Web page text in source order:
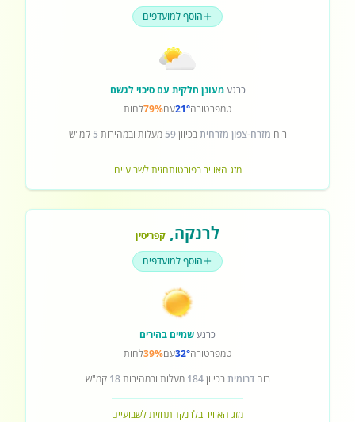
הוסף למועדפים
כרגעמעונן חלקית עם סיכוי לגשם
טמפרטורה21°עם79%לחות
רוח מזרח-צפון מזרחיתבכיוון59 מעלות ובמהירות 5 קמ"ש
מזג האוויר בפורטותחזית לשבועיים
לרנקה, קפריסין
הוסף למועדפים
כרגעשמיים בהירים
טמפרטורה32°עם39%לחות
רוחדרומיתבכיוון184 מעלות ובמהירות18 קמ"ש
מזג האוויר בלרנקהתחזית לשבועיים